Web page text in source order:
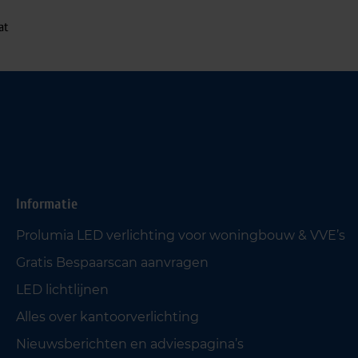
Informatie
Prolumia LED verlichting voor woningbouw & VVE’s
Gratis Bespaarscan aanvragen
LED lichtlijnen
Alles over kantoorverlichting
Nieuwsberichten en adviespagina’s